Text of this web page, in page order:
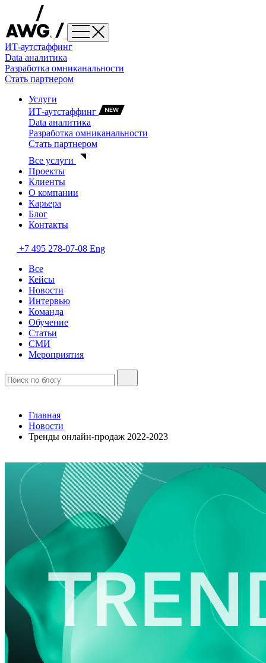
ИТ-аутстаффинг
Data аналитика
Разработка омниканальности
Стать партнером
Услуги
ИТ-аутстаффинг
Data аналитика
Разработка омниканальности
Стать партнером
Все услуги
Проекты
Клиенты
О компании
Карьера
Блог
Контакты
+7 495 278-07-08 Eng
Все
Кейсы
Новости
Интервью
Команда
Обучение
Статьи
СМИ
Мероприятия
Главная
Новости
Тренды онлайн-продаж 2022-2023